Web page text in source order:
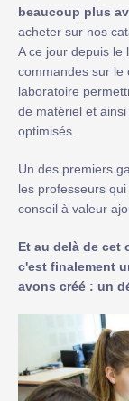
beaucoup plus
acheter sur nos
A ce jour depuis le
commandes sur le
laboratoire
de matériel et
optimisés.
Un des premiers
les professeurs
conseil à valeur
Et au delà de
c'est finalement
avons créé : un